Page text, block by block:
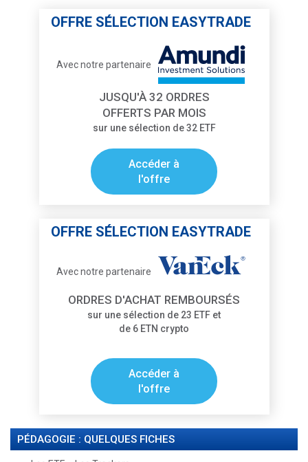
OFFRE SÉLECTION EASYTRADE
Avec notre partenaire
JUSQU'À 32 ORDRES
OFFERTS PAR MOIS
sur une sélection de 32 ETF
Accéder à
l'offre
OFFRE SÉLECTION EASYTRADE
Avec notre partenaire
ORDRES D'ACHAT REMBOURSÉS
sur une sélection de 23 ETF et
de 6 ETN crypto
Accéder à
l'offre
PÉDAGOGIE : QUELQUES FICHES